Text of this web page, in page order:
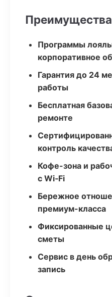
Программы
корпоративное
Гарантия до 24
работы
Бесплатная
ремонте
контроль
Кофе-зона и
с Wi‑Fi
Бережное
премиум-класса
Фиксированные
сметы
Сервис в день
запись